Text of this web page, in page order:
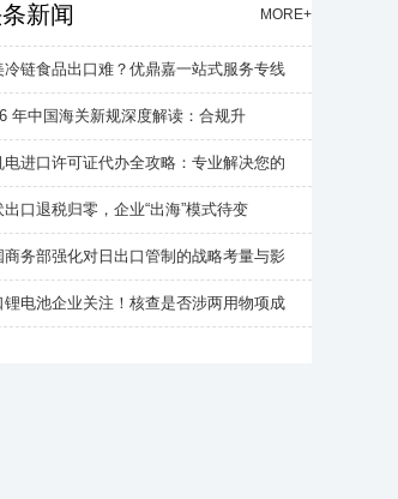
新闻 MORE+
冷链食品出口难？优鼎嘉一站式服务专线
年中国海关新规深度解读：合规升
电进口许可证代办全攻略：专业解决您的
出口退税归零，企业“出海”模式待变
商务部强化对日出口管制的战略考量与影
锂电池企业关注！核查是否涉两用物项成